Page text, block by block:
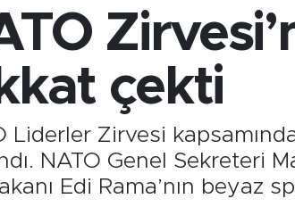
çekti
Liderler Zirvesi
NATO Genel Sekreteri
Edi Rama’nın beyaz
Vakitleri
Haritası
Durumu ve Fikstür